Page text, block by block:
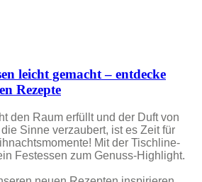
leicht gemacht – entdecke
Rezepte
den Raum erfüllt und der Duft von
Sinne verzaubert, ist es Zeit für
Mit der Tischline-
Festessen zum Genuss-Highlight.